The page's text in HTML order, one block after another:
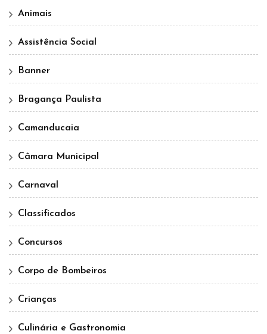
Animais
Assistência Social
Banner
Bragança Paulista
Camanducaia
Câmara Municipal
Carnaval
Classificados
Concursos
Corpo de Bombeiros
Crianças
Culinária e Gastronomia